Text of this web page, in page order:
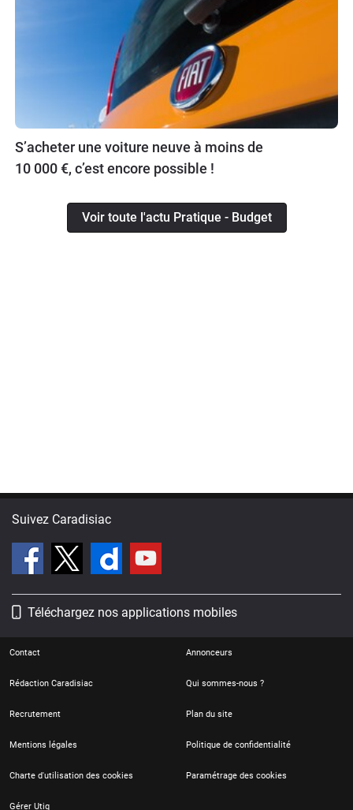
S’acheter une voiture neuve à moins de
10 000 €, c’est encore possible !
Voir toute l'actu Pratique - Budget
Suivez Caradisiac
Téléchargez nos applications mobiles
Contact Annonceurs
Rédaction Caradisiac Qui sommes-nous ?
Recrutement Plan du site
Mentions légales Politique de confidentialité
Charte d'utilisation des cookies Paramétrage des cookies
Gérer Utiq